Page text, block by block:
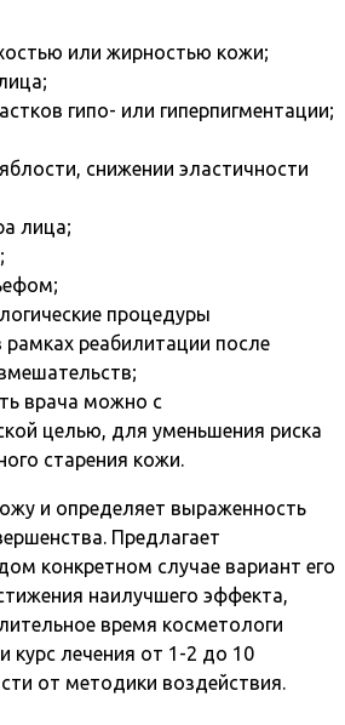
или жирностью кожи;
гипо- или гиперпигментации;
снижении эластичности
лица;
процедуры
реабилитации после
врача можно с
целью, для уменьшения риска
старения кожи.
и определяет выраженность
Предлагает
конкретном случае вариант его
наилучшего эффекта,
время косметологи
курс лечения от 1-2 до 10
от методики воздействия.